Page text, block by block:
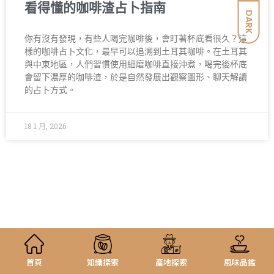
DARK
看得懂的咖啡渣占卜指南
你有沒有發現，有些人喝完咖啡後，會盯著杯底看很久？這
樣的咖啡占卜文化，最早可以追溯到土耳其咖啡。在土耳其
與中東地區，人們習慣使用細磨咖啡直接沖煮，喝完後杯底
會留下濃厚的咖啡渣，於是自然發展出觀察圖形、聊天解讀
的占卜方式。
18 1 月, 2026
首頁 知識探索 產地探索 風味品鑑